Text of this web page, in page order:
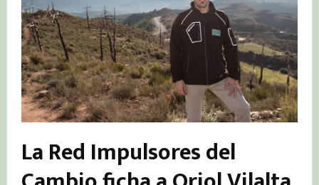
La Red Impulsores del